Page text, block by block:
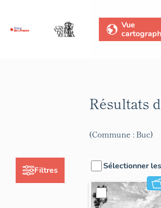
Vue
Filtres
Résultats
(Commune : Buc)
Sélectionner